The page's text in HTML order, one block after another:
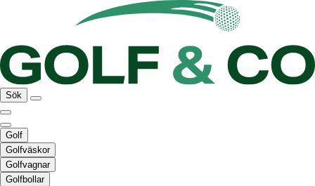
Sök
Golf
Golfväskor
Golfvagnar
Golfbollar